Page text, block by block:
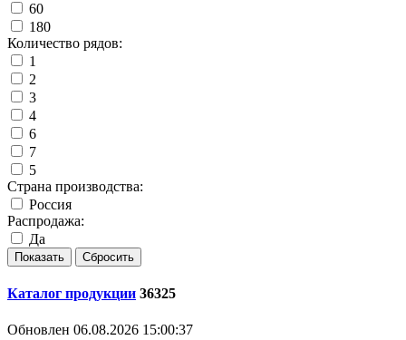
60
180
Количество рядов:
1
2
3
4
6
7
5
Страна производства:
Россия
Распродажа:
Да
Каталог продукции 36325
Обновлен 06.08.2026 15:00:37